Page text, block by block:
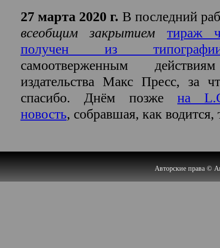
27 марта 2020 г. В последний
всеобщим закрытием
тираж
получен из
самоотверженным
издательства Макс Пресс, за
спасибо. Днём позжена
новость, собравшая, как
Авторские права ©